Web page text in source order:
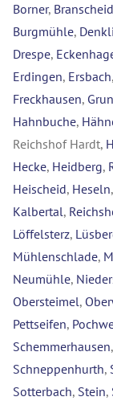
Borner, Branscheid
Burgmühle,
Drespe,
Erdingen, Ersbach,
Freckhausen,
Hahnbuche,
Reichshof Hardt,
Hecke, Heidberg,
Heischeid, Heseln,
Kalbertal,
Löffelsterz,
Mühlenschlade,
Neumühle,
Obersteimel,
Pettseifen,
Schemmerhausen,
Schneppenhurth,
Sotterbach, Stein,